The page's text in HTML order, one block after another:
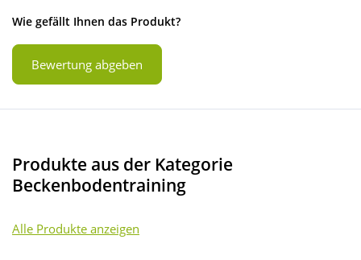
Wie gefällt Ihnen das Produkt?
Bewertung abgeben
Produkte aus der Kategorie
Beckenbodentraining
Alle Produkte anzeigen